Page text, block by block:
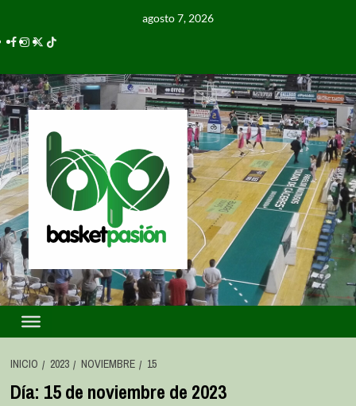
agosto 7, 2026
INICIO 2023 NOVIEMBRE 15
Día: 15 de noviembre de 2023